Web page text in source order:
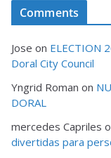
Comments
Jose on ELECTION
Doral City Council
Yngrid Roman on
DORAL
mercedes Capriles
divertidas para